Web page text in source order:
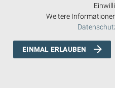
Weitere
EINMAL ERLAUBEN